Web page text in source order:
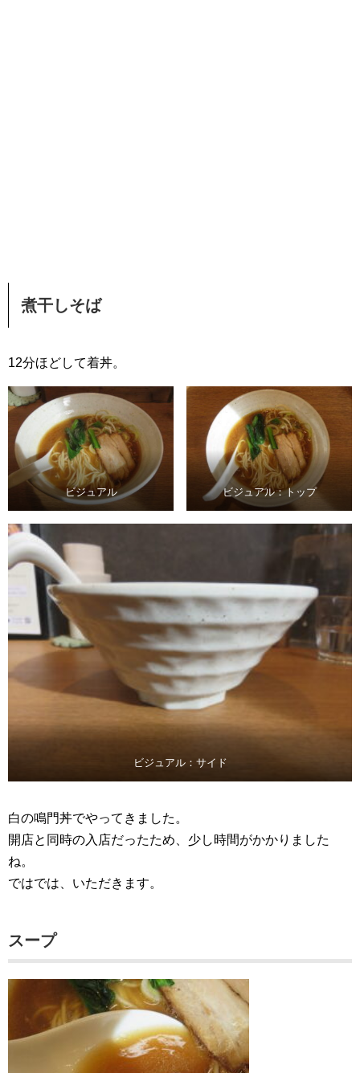
煮干しそば
12分ほどして着丼。
ビジュアル ビジュアル：トップ
ビジュアル：サイド
白の鳴門丼でやってきました。
開店と同時の入店だったため、少し時間がかかりました
ね。
ではでは、いただきます。
スープ